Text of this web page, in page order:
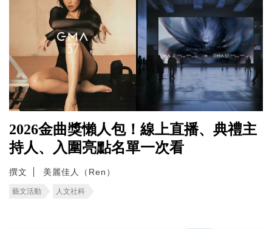
2026金曲獎懶人包！線上直播、典禮主
持人、入圍亮點名單一次看
撰文 美麗佳人（Ren）
藝文活動 人文社科